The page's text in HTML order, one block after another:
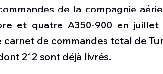
de la compagnie
et quatre A350-900 en juillet
de commandes total de
212 sont déjà livrés.